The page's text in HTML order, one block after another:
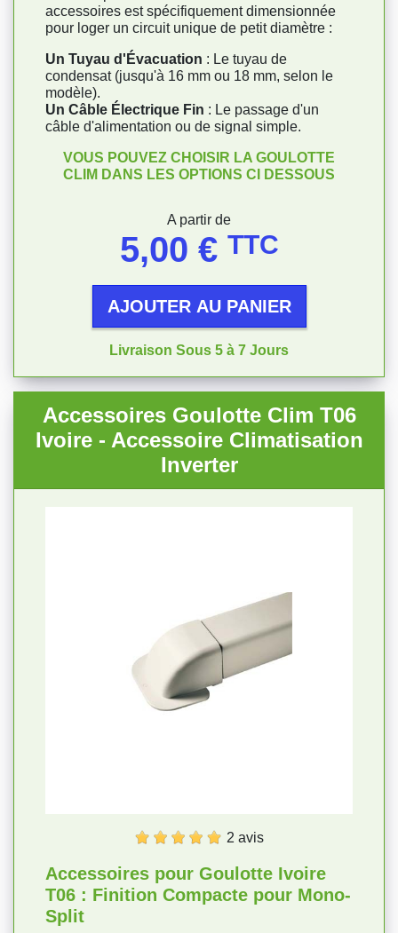
accessoires est spécifiquement dimensionnée
pour loger un circuit unique de petit diamètre :
Un Tuyau d'Évacuation : Le tuyau de
condensat (jusqu'à 16 mm ou 18 mm, selon le
modèle).
Un Câble Électrique Fin : Le passage d'un
câble d'alimentation ou de signal simple.
VOUS POUVEZ CHOISIR LA GOULOTTE
CLIM DANS LES OPTIONS CI DESSOUS
A partir de
5,00 € TTC
AJOUTER AU PANIER
Livraison Sous 5 à 7 Jours
Accessoires Goulotte Clim T06
Ivoire - Accessoire Climatisation
Inverter
2 avis
Accessoires pour Goulotte Ivoire
T06 : Finition Compacte pour Mono-
Split